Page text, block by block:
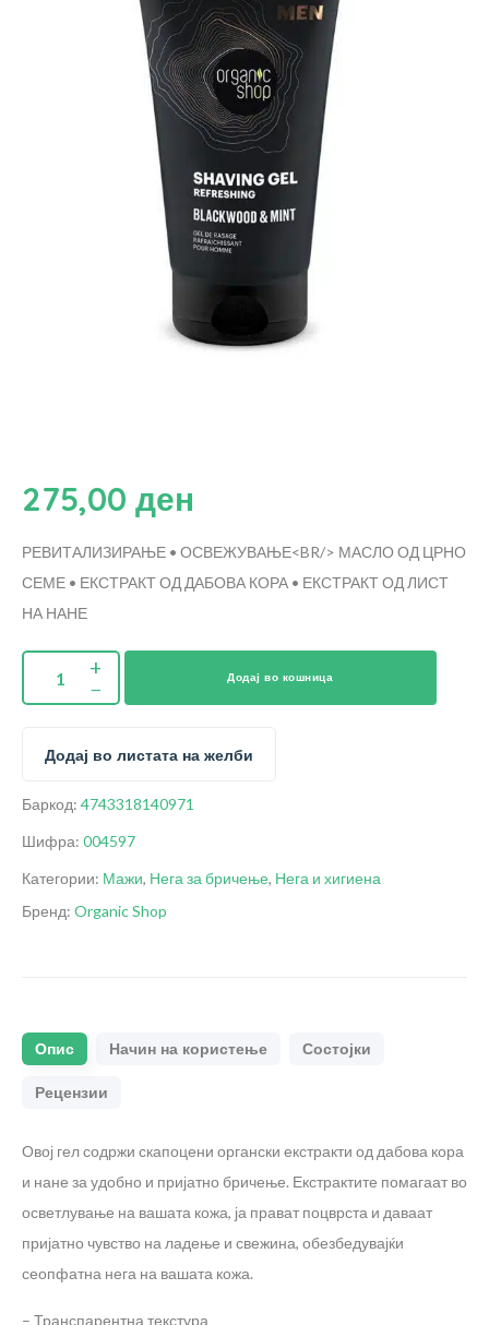
275,00 ден
РЕВИТАЛИЗИРАЊЕ • ОСВЕЖУВАЊЕ<BR/> МАСЛО ОД ЦРНО
СЕМЕ • ЕКСТРАКТ ОД ДАБОВА КОРА • ЕКСТРАКТ ОД ЛИСТ
НА НАНЕ
Додај во кошница
Додај во листата на желби
Баркод: 4743318140971
Шифра: 004597
Категории: Мажи, Нега за бричење, Нега и хигиена
Бренд: Organic Shop
Опис Начин на користење Состојки
Рецензии
Овој гел содржи скапоцени органски екстракти од дабова кора
и нане за удобно и пријатно бричење. Екстрактите помагаат во
осветлување на вашата кожа, ја прават поцврста и даваат
пријатно чувство на ладење и свежина, обезбедувајќи
сеопфатна нега на вашата кожа.
– Транспарентна текстура